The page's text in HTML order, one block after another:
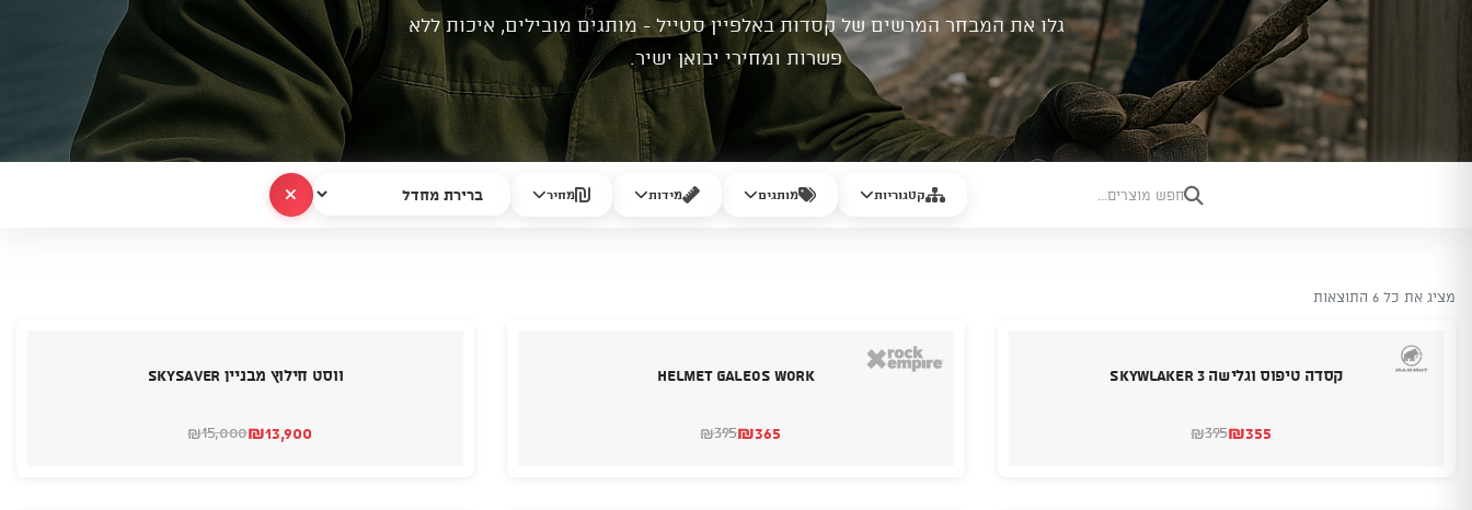
גלו את המבחר המרשים של קסדות באלפיין סטייל - מותגים מובילים, איכות ללא
פשרות ומחירי יבואן ישיר.
קטגוריות מותגים מידות מחיר נקה הכל
מציג את כל 6 התוצאות
קסדה טיפוס וגלישה SKYWLAKER 3
₪395
המחיר₪355
המחיר
helmet galeos work
₪395
המחיר₪365
המחיר
ווסט חילוץ מבניין SKYSAVER
₪15,000
המחיר₪13,900
המחיר